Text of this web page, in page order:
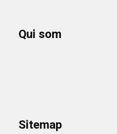
Qui som
Sitemap